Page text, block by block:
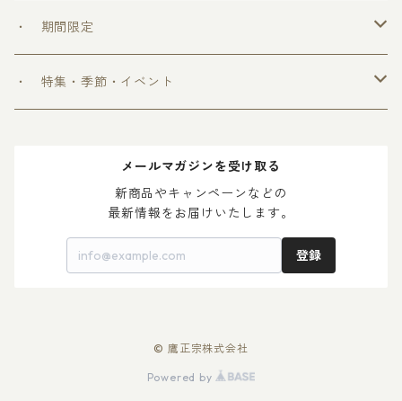
＞ ウフフの乳酸菌シリーズ
＞ 爽和場シリーズ
・ 期間限定
＞ 爽和場セット
・ 特集・季節・イベント
＞ 母の日 2024
メールマガジンを受け取る
新商品やキャンペーンなどの
最新情報をお届けいたします。
登録
© 鷹正宗株式会社
Powered by